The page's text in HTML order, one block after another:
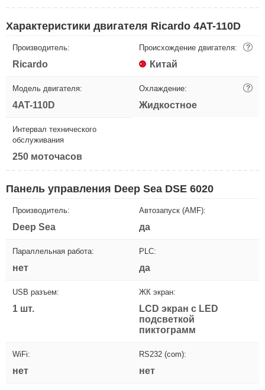
Характеристики двигателя Ricardo 4AT-110D
Производитель:
Ricardo
Происхождение двигателя: ?
Китай
Модель двигателя:
4AT-110D
Охлаждение: ?
Жидкостное
Интервал технического
обслуживания
250 моточасов
Панель управления Deep Sea DSE 6020
Производитель:
Deep Sea
Автозапуск (AMF):
да
Параллельная работа:
нет
PLC:
да
USB разъем:
1 шт.
ЖК экран:
LCD экран с LED
подсветкой
пиктограмм
WiFi:
нет
RS232 (com):
нет